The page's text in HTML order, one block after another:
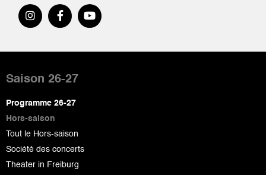
de
page
Saison 26-27
Programme 26-27
Hors-saison
Tout le Hors-saison
Société des concerts
Theater in Freiburg